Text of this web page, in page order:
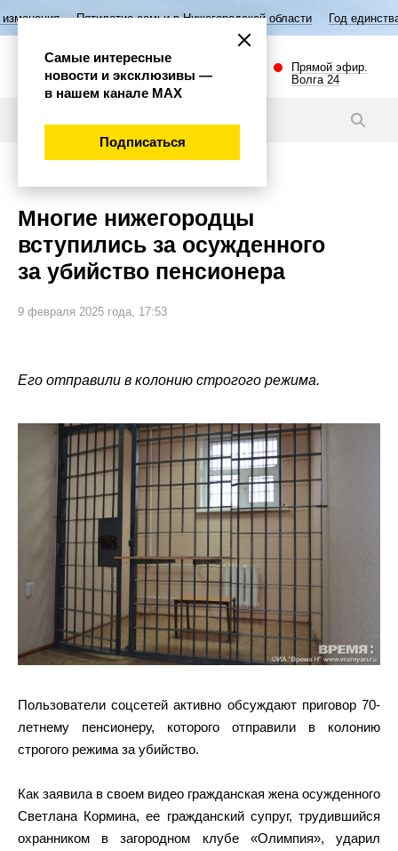
Пятилетие семьи в Нижегородской области Год единства народов
Прямой эфир.
Волга 24
Многие нижегородцы
вступились за осужденного
за убийство пенсионера
9 февраля 2025 года, 17:53
Его отправили в колонию строгого режима.
Пользователи соцсетей активно обсуждают приговор 70-
летнему пенсионеру, которого отправили в колонию
строгого режима за убийство.
Как заявила в своем видео гражданская жена осужденного
Светлана Кормина, ее гражданский супруг, трудившийся
охранником в загородном клубе «Олимпия», ударил
Самые интересные
новости и эксклюзивы —
в нашем канале МАХ
Подписаться